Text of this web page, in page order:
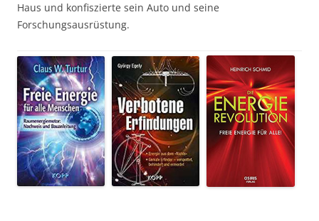
Haus und konfiszierte sein Auto und seine
Forschungsausrüstung.